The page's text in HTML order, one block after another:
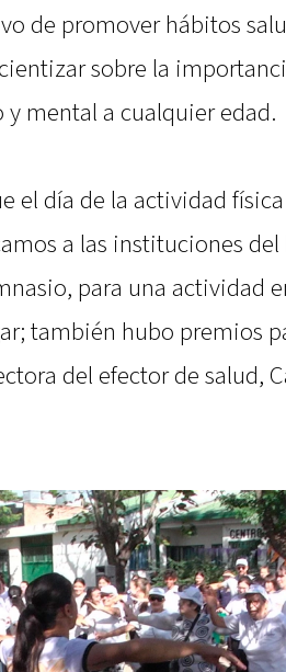
de promover hábitos
sobre la
y mental a cualquier edad.
el día de la actividad
a las instituciones
para una actividad
también hubo premios
del efector de salud,